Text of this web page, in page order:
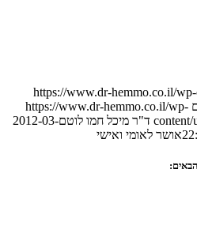
https://www.dr-
https://www.dr-
ד"ר מיכל חמו לוטם2012-03-
ואישי